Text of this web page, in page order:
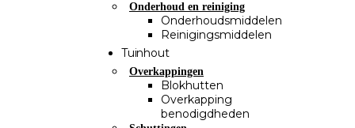
Onderhoud en reiniging
Onderhoudsmiddelen
Reinigingsmiddelen
Tuinhout
Overkappingen
Blokhutten
Overkapping
benodigdheden